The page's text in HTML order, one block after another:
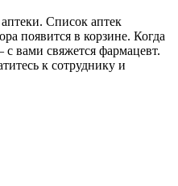
Список аптек
появится в корзине. Когда
с вами свяжется фармацевт.
к сотруднику и